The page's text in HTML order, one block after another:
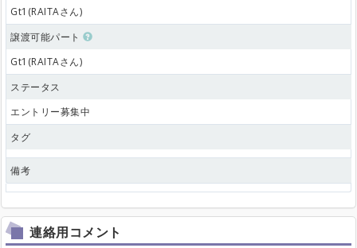
Gt1(RAITAさん)
譲渡可能パート
Gt1(RAITAさん)
ステータス
エントリー募集中
タグ
備考
連絡用コメント